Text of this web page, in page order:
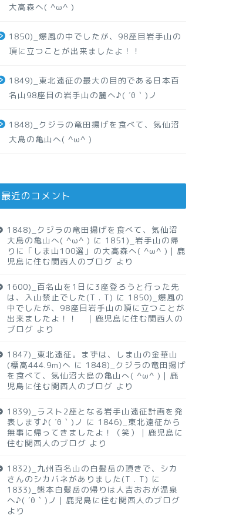
大高森へ( ^ω^ )
1850)_爆風の中でしたが、98座目岩手山の
頂に立つことが出来ましたよ！！
1849)_東北遠征の最大の目的である日本百
名山98座目の岩手山の麓へ♪( ´θ｀)ノ
1848)_クジラの竜田揚げを食べて、気仙沼
大島の亀山へ( ^ω^ )
最近のコメント
1848)_クジラの竜田揚げを食べて、気仙沼
大島の亀山へ( ^ω^ ) に 1851)_岩手山の帰
りに「しま山100選」の大高森へ( ^ω^ )｜鹿
児島に住む関西人のブログ より
1600)_百名山を1日に3座登ろうと行った先
は、入山禁止でした(T . T) に 1850)_爆風の
中でしたが、98座目岩手山の頂に立つことが
出来ましたよ！！ ｜鹿児島に住む関西人の
ブログ より
1847)_東北遠征。まずは、しま山の金華山
(標高444.9m)へ に 1848)_クジラの竜田揚げ
を食べて、気仙沼大島の亀山へ( ^ω^ )｜鹿
児島に住む関西人のブログ より
1839)_ラスト2座となる岩手山遠征計画を発
表します♪( ´θ｀)ノ に 1846)_東北遠征から
無事に帰ってきましたよ！（笑）｜鹿児島に
住む関西人のブログ より
1832)_九州百名山の白髪岳の頂きで、シカ
さんのシカバネがありました(T . T) に
1833)_熊本白髪岳の帰りは人吉おおが温泉
へ♪( ´θ｀)ノ｜鹿児島に住む関西人のブログ
より